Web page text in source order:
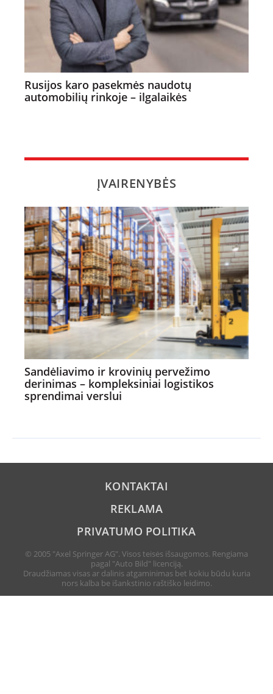
Rusijos karo pasekmės naudotų
automobilių rinkoje – ilgalaikės
ĮVAIRENYBĖS
Sandėliavimo ir krovinių pervežimo
derinimas – kompleksiniai logistikos
sprendimai verslui
KONTAKTAI
REKLAMA
PRIVATUMO POLITIKA
© 2005 "Axel Springer AG". Visos teisės išsaugomos. Rengiama
pagal "Auto Bild" licenciją.
Draudžiamas visas ar dalinis atgaminimas bet kokiu būdu kuria
nors kalba be išankstinio raštiško leidimo.